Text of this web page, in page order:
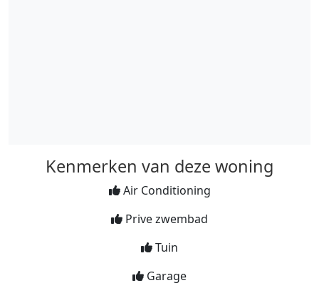
Kenmerken van deze woning
Air Conditioning
Prive zwembad
Tuin
Garage